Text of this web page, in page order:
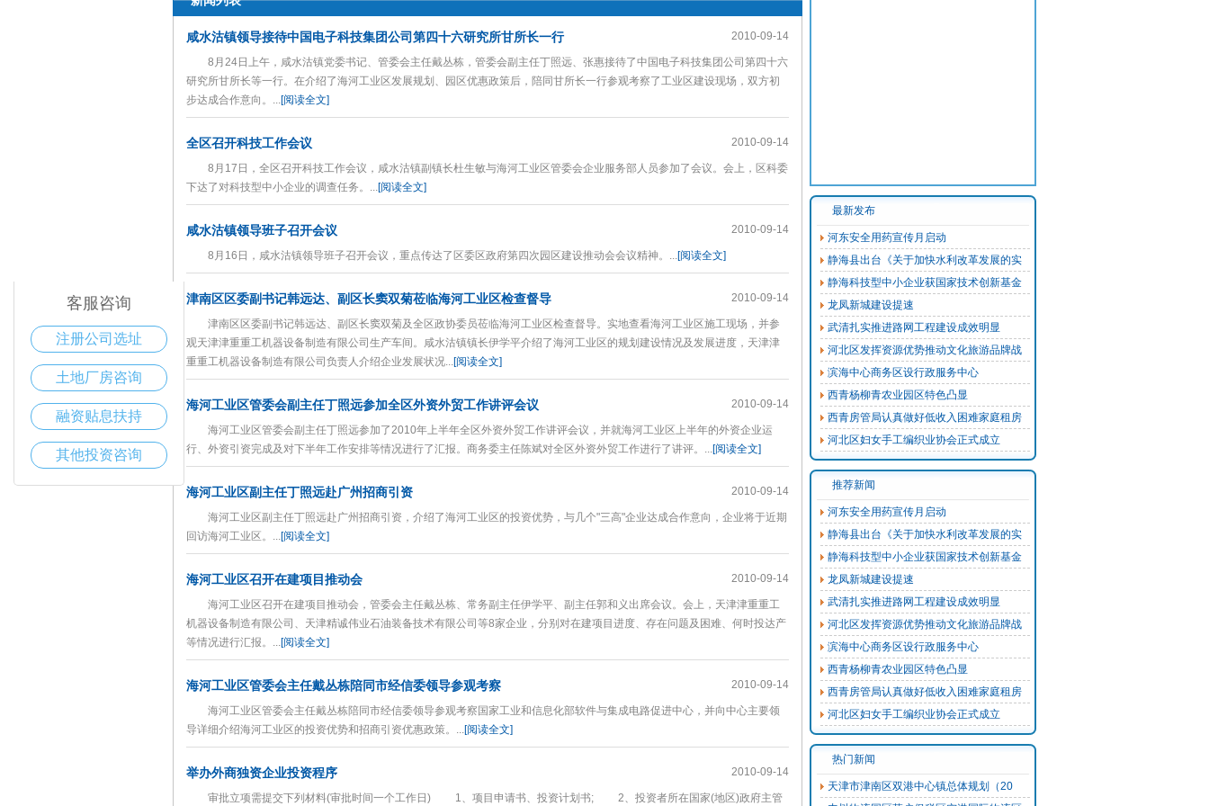
2010-09-14
咸水沽镇领导接待中国电子科技集团公司第四十六研究所甘所长一行
8月24日上午，咸水沽镇党委书记、管委会主任戴丛栋，管委会副主任丁照远、张惠接待了中国电子科技集团公司第四十六
研究所甘所长等一行。在介绍了海河工业区发展规划、园区优惠政策后，陪同甘所长一行参观考察了工业区建设现场，双方初
步达成合作意向。...[阅读全文]
2010-09-14
全区召开科技工作会议
8月17日，全区召开科技工作会议，咸水沽镇副镇长杜生敏与海河工业区管委会企业服务部人员参加了会议。会上，区科委
下达了对科技型中小企业的调查任务。...[阅读全文]
2010-09-14
咸水沽镇领导班子召开会议
8月16日，咸水沽镇领导班子召开会议，重点传达了区委区政府第四次园区建设推动会会议精神。...[阅读全文]
2010-09-14
津南区区委副书记韩远达、副区长窦双菊莅临海河工业区检查督导
津南区区委副书记韩远达、副区长窦双菊及全区政协委员莅临海河工业区检查督导。实地查看海河工业区施工现场，并参
观天津津重重工机器设备制造有限公司生产车间。咸水沽镇镇长伊学平介绍了海河工业区的规划建设情况及发展进度，天津津
重重工机器设备制造有限公司负责人介绍企业发展状况...[阅读全文]
2010-09-14
海河工业区管委会副主任丁照远参加全区外资外贸工作讲评会议
海河工业区管委会副主任丁照远参加了2010年上半年全区外资外贸工作讲评会议，并就海河工业区上半年的外资企业运
行、外资引资完成及对下半年工作安排等情况进行了汇报。商务委主任陈斌对全区外资外贸工作进行了讲评。...[阅读全文]
2010-09-14
海河工业区副主任丁照远赴广州招商引资
海河工业区副主任丁照远赴广州招商引资，介绍了海河工业区的投资优势，与几个"三高"企业达成合作意向，企业将于近期
回访海河工业区。...[阅读全文]
2010-09-14
海河工业区召开在建项目推动会
海河工业区召开在建项目推动会，管委会主任戴丛栋、常务副主任伊学平、副主任郭和义出席会议。会上，天津津重重工
机器设备制造有限公司、天津精诚伟业石油装备技术有限公司等8家企业，分别对在建项目进度、存在问题及困难、何时投达产
等情况进行汇报。...[阅读全文]
2010-09-14
海河工业区管委会主任戴丛栋陪同市经信委领导参观考察
海河工业区管委会主任戴丛栋陪同市经信委领导参观考察国家工业和信息化部软件与集成电路促进中心，并向中心主要领
导详细介绍海河工业区的投资优势和招商引资优惠政策。...[阅读全文]
2010-09-14
举办外商独资企业投资程序
审批立项需提交下列材料(审批时间一个工作日) 1、项目申请书、投资计划书; 2、投资者所在国家(地区)政府主管
最新发布
河东安全用药宣传月启动
静海县出台《关于加快水利改革发展的实
静海科技型中小企业获国家技术创新基金
龙凤新城建设提速
武清扎实推进路网工程建设成效明显
河北区发挥资源优势推动文化旅游品牌战
滨海中心商务区设行政服务中心
西青杨柳青农业园区特色凸显
西青房管局认真做好低收入困难家庭租房
河北区妇女手工编织业协会正式成立
推荐新闻
河东安全用药宣传月启动
静海县出台《关于加快水利改革发展的实
静海科技型中小企业获国家技术创新基金
龙凤新城建设提速
武清扎实推进路网工程建设成效明显
河北区发挥资源优势推动文化旅游品牌战
滨海中心商务区设行政服务中心
西青杨柳青农业园区特色凸显
西青房管局认真做好低收入困难家庭租房
河北区妇女手工编织业协会正式成立
热门新闻
天津市津南区双港中心镇总体规划（20
客服咨询
注册公司选址
土地厂房咨询
融资贴息扶持
其他投资咨询